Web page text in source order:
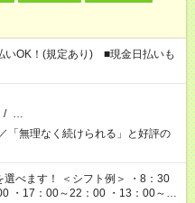
OK！(規定あり) ■現金日払いも
/ …
「無理なく続けられる」と好評の
・17：00～22：00 ・13：00～